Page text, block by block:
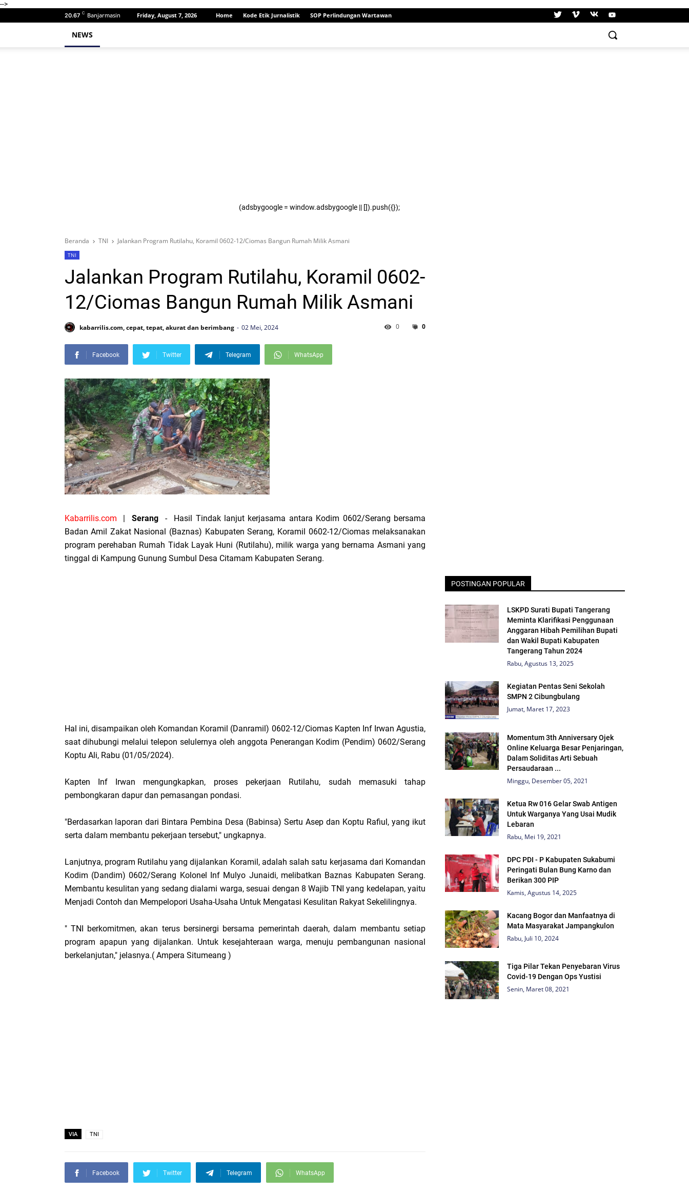
-->
20.67 C Banjarmasin Friday, August 7, 2026 Home Kode Etik Jurnalistik SOP Perlindungan Wartawan
NEWS
(adsbygoogle = window.adsbygoogle || []).push({});
Beranda TNI Jalankan Program Rutilahu, Koramil 0602-12/Ciomas Bangun Rumah Milik Asmani
TNI
Jalankan Program Rutilahu, Koramil 0602-
12/Ciomas Bangun Rumah Milik Asmani
kabarrilis.com, cepat, tepat, akurat dan berimbang 02 Mei, 2024 0
0
Facebook Twitter Telegram WhatsApp
Kabarrilis.com |Serang - Hasil Tindak lanjut kerjasama antara Kodim 0602/Serang bersama
Badan Amil Zakat Nasional (Baznas) Kabupaten Serang, Koramil 0602-12/Ciomas melaksanakan
program perehaban Rumah Tidak Layak Huni (Rutilahu), milik warga yang bernama Asmani yang
tinggal di Kampung Gunung Sumbul Desa Citamam Kabupaten Serang.
Hal ini, disampaikan oleh Komandan Koramil (Danramil) 0602-12/Ciomas Kapten Inf Irwan Agustia,
saat dihubungi melalui telepon selulernya oleh anggota Penerangan Kodim (Pendim) 0602/Serang
Koptu Ali, Rabu (01/05/2024).
Kapten Inf Irwan mengungkapkan, proses pekerjaan Rutilahu, sudah memasuki tahap
pembongkaran dapur dan pemasangan pondasi.
"Berdasarkan laporan dari Bintara Pembina Desa (Babinsa) Sertu Asep dan Koptu Rafiul, yang ikut
serta dalam membantu pekerjaan tersebut," ungkapnya.
Lanjutnya, program Rutilahu yang dijalankan Koramil, adalah salah satu kerjasama dari Komandan
Kodim (Dandim) 0602/Serang Kolonel Inf Mulyo Junaidi, melibatkan Baznas Kabupaten Serang.
Membantu kesulitan yang sedang dialami warga, sesuai dengan 8 Wajib TNI yang kedelapan, yaitu
Menjadi Contoh dan Mempelopori Usaha-Usaha Untuk Mengatasi Kesulitan Rakyat Sekelilingnya.
" TNI berkomitmen, akan terus bersinergi bersama pemerintah daerah, dalam membantu setiap
program apapun yang dijalankan. Untuk kesejahteraan warga, menuju pembangunan nasional
berkelanjutan," jelasnya.( Ampera Situmeang )
VIA TNI
Facebook Twitter Telegram WhatsApp
POSTINGAN POPULAR
LSKPD Surati Bupati Tangerang
Meminta Klarifikasi Penggunaan
Anggaran Hibah Pemilihan Bupati
dan Wakil Bupati Kabupaten
Tangerang Tahun 2024
Rabu, Agustus 13, 2025
Kegiatan Pentas Seni Sekolah
SMPN 2 Cibungbulang
Jumat, Maret 17, 2023
Momentum 3th Anniversary Ojek
Online Keluarga Besar Penjaringan,
Dalam Soliditas Arti Sebuah
Persaudaraan ...
Minggu, Desember 05, 2021
Ketua Rw 016 Gelar Swab Antigen
Untuk Warganya Yang Usai Mudik
Lebaran
Rabu, Mei 19, 2021
DPC PDI - P Kabupaten Sukabumi
Peringati Bulan Bung Karno dan
Berikan 300 PIP
Kamis, Agustus 14, 2025
Kacang Bogor dan Manfaatnya di
Mata Masyarakat Jampangkulon
Rabu, Juli 10, 2024
Tiga Pilar Tekan Penyebaran Virus
Covid-19 Dengan Ops Yustisi
Senin, Maret 08, 2021